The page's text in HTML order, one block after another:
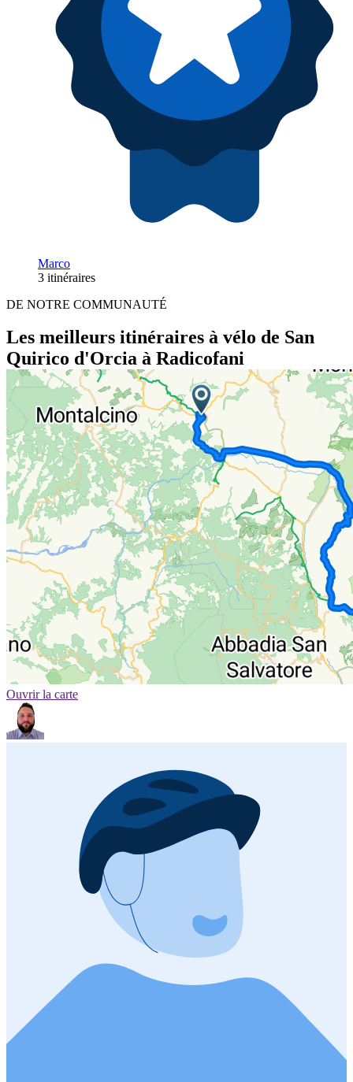
Marco
3 itinéraires
DE NOTRE COMMUNAUTÉ
Les meilleurs itinéraires à vélo de San
Quirico d'Orcia à Radicofani
Ouvrir la carte